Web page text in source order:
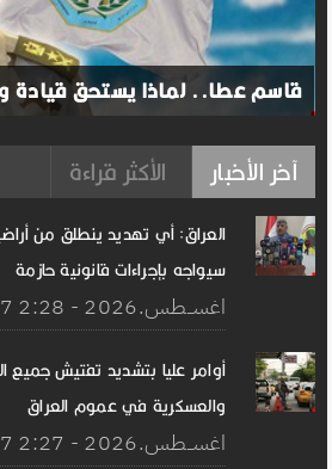
قاسم عطا.. لماذا يستحق قيادة
آخر الأخبار الأكثر قراءة
العراق: أي تهديد ينطلق من
سيواجه بإجراءات قانونية حازمة
07 اغســطس.2026 - 2:28
أوامر عليا بتشديد تفتيش جميع
والعسكرية في عموم العراق
07 اغســطس.2026 - 2:27